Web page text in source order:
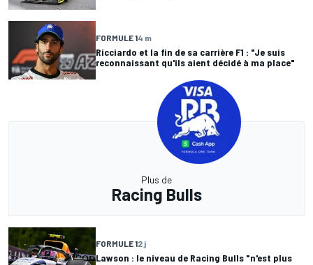
FORMULE 14 m
Ricciardo et la fin de sa carrière F1 : "Je suis
reconnaissant qu'ils aient décidé à ma place"
Plus de
Racing Bulls
FORMULE 12 j
Lawson : le niveau de Racing Bulls "n'est plus